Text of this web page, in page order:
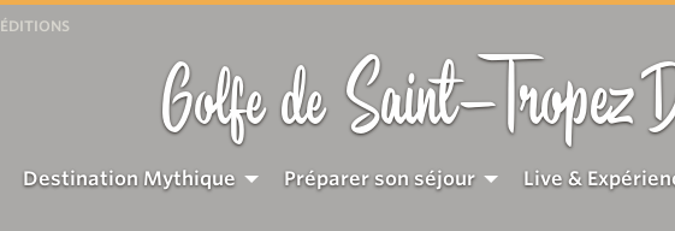
ÉDITIONS
Golfe de Saint-Tropez
Destination Mythique Préparer son séjour Live &